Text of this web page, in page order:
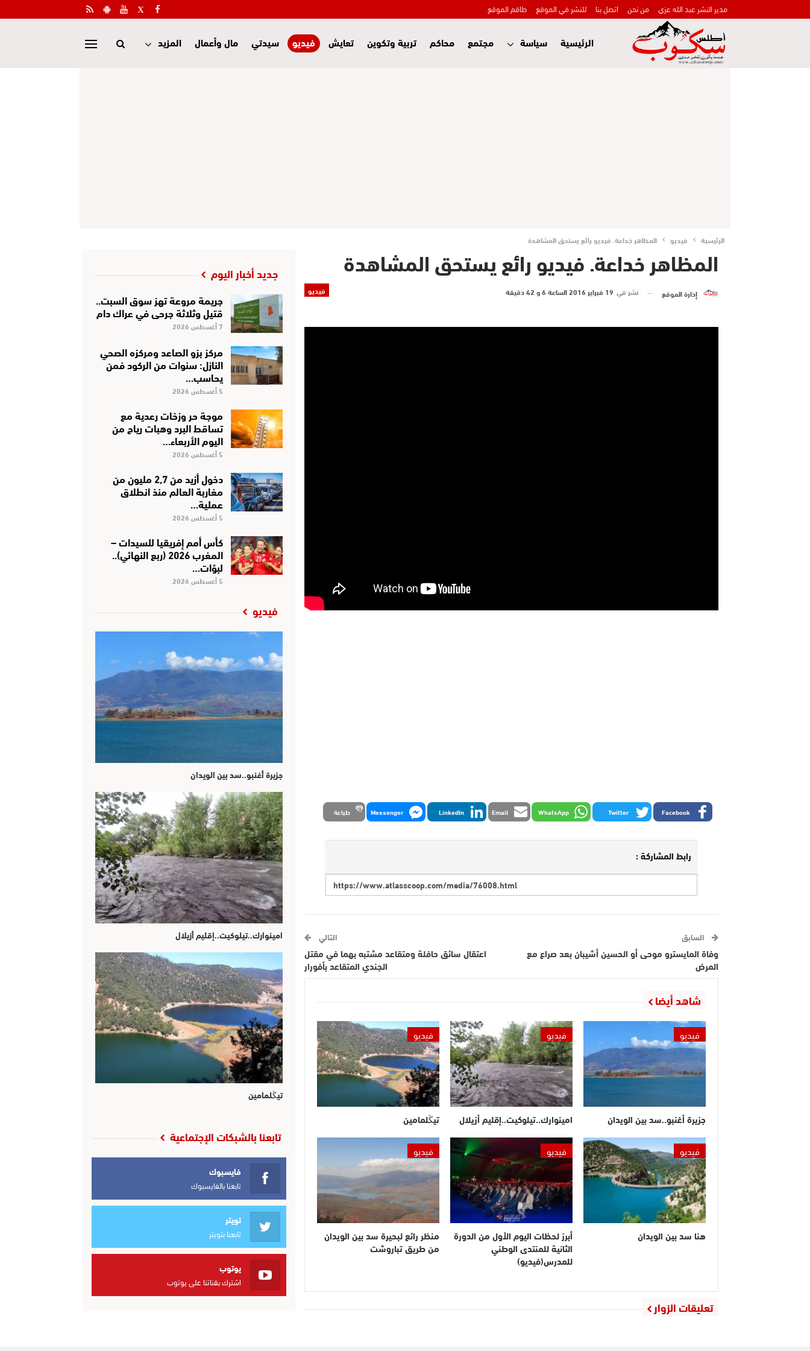
مدير النشر عبد الله عزي من نحن اتصل بنا للنشر في الموقع طاقم الموقع
الرئيسية سياسة مجتمع محاكم تربية وتكوين تعايش فيديو سيدتي مال وأعمال المزيد
الرئيسية فيديو المظاهر خداعة. فيديو رائع يستحق المشاهدة
المظاهر خداعة. فيديو رائع يستحق المشاهدة
فيديو إدارة الموقع نشر في 19 فبراير 2016 الساعة 6 و 42 دقيقة
Facebook
Twitter
WhatsApp
Email
LinkedIn
Messenger طباعة
رابط المشاركة :
السابق
وفاة المايسترو موحى أو الحسين أشيبان بعد صراع مع
المرض
التالي
اعتقال سائق حافلة ومتقاعد مشتبه بهما في مقتل
الجندي المتقاعد بأفورار
شاهد أيضا
فيديو
جزيرة أغنبو..سد بين الويدان
فيديو
امينوارك..تيلوكيت..إقليم أزيلال
فيديو
تيڭلمامين
فيديو
هنا سد بين الويدان
فيديو
أبرز لحظات اليوم الأول من الدورة
الثانية للمنتدى الوطني
للمدرس(فيديو)
فيديو
منظر رائع لبحيرة سد بين الويدان
من طريق تباروشت
تعليقات الزوار
جديد أخبار اليوم
جريمة مروعة تهز سوق السبت..
قتيل وثلاثة جرحى في عراك دام
7 أغسطس 2026
مركز بزو الصاعد ومركزه الصحي
النازل: سنوات من الركود فمن
يحاسب…
5 أغسطس 2026
موجة حر وزخات رعدية مع
تساقط البرد وهبات رياح من
اليوم الأربعاء…
5 أغسطس 2026
دخول أزيد من 2,7 مليون من
مغاربة العالم منذ انطلاق
عملية…
5 أغسطس 2026
كأس أمم إفريقيا للسيدات –
المغرب 2026 (ربع النهائي)..
لبؤات…
5 أغسطس 2026
فيديو
جزيرة أغنبو..سد بين الويدان
امينوارك..تيلوكيت..إقليم أزيلال
تيڭلمامين
تابعنا بالشبكات الإجتماعية
فايسبوك
تابعنا بالفايسبوك
تويتر
تابعنا بتويتر
يوتوب
اشترك بقناتنا على يوتوب